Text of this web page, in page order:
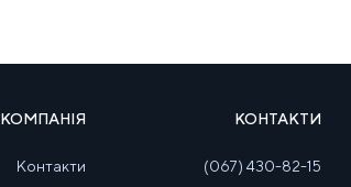
КОМПАНІЯ
Контакти
КОНТАКТИ
(067) 430-82-15